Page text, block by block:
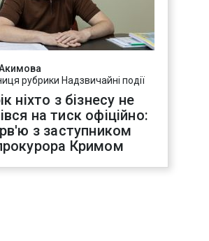
рубрики Надзвичайні події
ніхто з бізнесу не
на тиск офіційно:
з заступником
Кримом